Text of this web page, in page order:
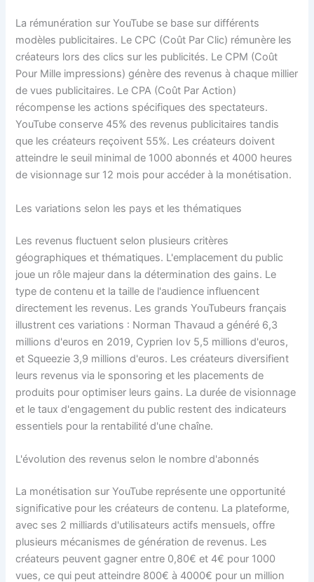
La rémunération sur YouTube se base sur différents
modèles publicitaires. Le CPC (Coût Par Clic) rémunère les
créateurs lors des clics sur les publicités. Le CPM (Coût
Pour Mille impressions) génère des revenus à chaque millier
de vues publicitaires. Le CPA (Coût Par Action)
récompense les actions spécifiques des spectateurs.
YouTube conserve 45% des revenus publicitaires tandis
que les créateurs reçoivent 55%. Les créateurs doivent
atteindre le seuil minimal de 1000 abonnés et 4000 heures
de visionnage sur 12 mois pour accéder à la monétisation.
Les variations selon les pays et les thématiques
Les revenus fluctuent selon plusieurs critères
géographiques et thématiques. L'emplacement du public
joue un rôle majeur dans la détermination des gains. Le
type de contenu et la taille de l'audience influencent
directement les revenus. Les grands YouTubeurs français
illustrent ces variations : Norman Thavaud a généré 6,3
millions d'euros en 2019, Cyprien Iov 5,5 millions d'euros,
et Squeezie 3,9 millions d'euros. Les créateurs diversifient
leurs revenus via le sponsoring et les placements de
produits pour optimiser leurs gains. La durée de visionnage
et le taux d'engagement du public restent des indicateurs
essentiels pour la rentabilité d'une chaîne.
L'évolution des revenus selon le nombre d'abonnés
La monétisation sur YouTube représente une opportunité
significative pour les créateurs de contenu. La plateforme,
avec ses 2 milliards d'utilisateurs actifs mensuels, offre
plusieurs mécanismes de génération de revenus. Les
créateurs peuvent gagner entre 0,80€ et 4€ pour 1000
vues, ce qui peut atteindre 800€ à 4000€ pour un million